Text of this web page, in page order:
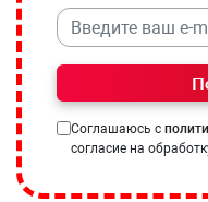
Соглашаюсь с
согласие на